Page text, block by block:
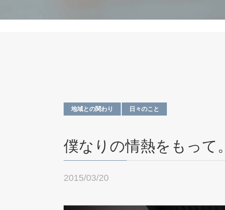
地域との関わり 日々のこと
僕なりの情熱をもって。
2015/03/20